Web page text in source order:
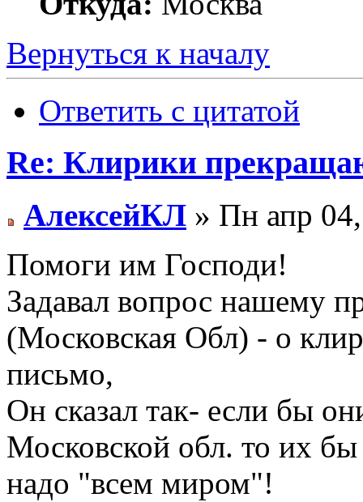
Вернуться к началу
Ответить с цитатой
Re: Клирики
АлексейКЛ » Пн апр
Помоги им Господи!
Задавал вопрос нашему
(Московская Обл) - о
письмо,
Он сказал так- если бы
Московской обл. то их
надо "всем миром"!